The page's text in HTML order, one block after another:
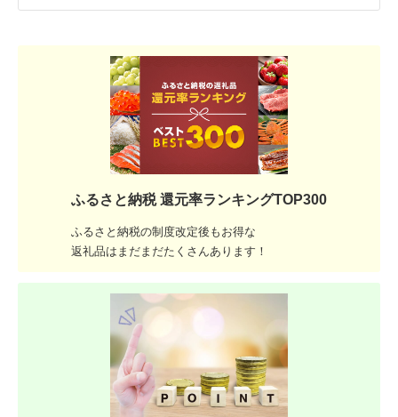
ふるさと納税 還元率ランキングTOP300
ふるさと納税の制度改定後もお得な
返礼品はまだまだたくさんあります！